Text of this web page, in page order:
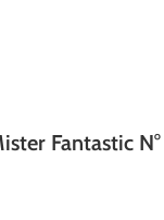
Fantastic N°